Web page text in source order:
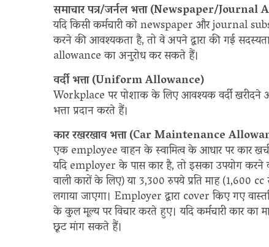
समाचार पत्र/जर्नल भत्ता (Newspaper/Journal
यदि किसी कर्मचारी को newspaper और journal
करने की आवश्यकता है, तो वे अपने द्वारा की गई
allowance का अनुरोध कर सकते हैं।
वर्दी भत्ता (Uniform Allowance)
Workplace पर पोशाक के लिए आवश्यक वर्दी खरीदने
भत्ता प्रदान करते हैं।
कार रखरखाव भत्ता (Car Maintenance
एक employee वाहन के स्वामित्व के आधार पर कार
यदि employer के पास कार है, तो इसका उपयोग करने
वाली कारों के लिए) या 3,300 रुपये प्रति माह (1,600
लगाया जाएगा। Employer द्वारा cover किए गए
के कुल मूल्य पर विचार करते हुए। यदि कर्मचारी कार का
छूट मांग सकते हैं।